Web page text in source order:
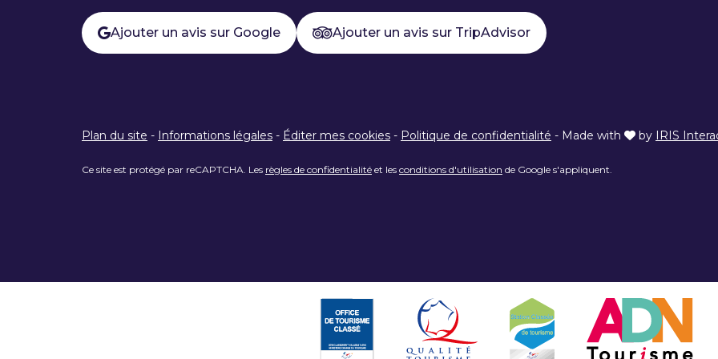
Ajouter un avis sur Google Ajouter un avis sur TripAdvisor
Plan du site - Informations légales - Éditer mes cookies - Politique de confidentialité - Made with by IRIS
Ce site est protégé par reCAPTCHA. Les règles de confidentialité et les conditions d'utilisation de Google s'appliquent.